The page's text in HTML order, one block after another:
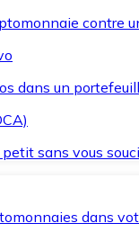
contre
dans un
sans vous
dans